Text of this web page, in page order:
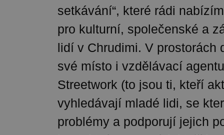
setkávání“, které rádi
pro kulturní, společenské a
lidí v Chrudimi. V prostorách
své místo i vzdělávací
Streetwork (to jsou ti, kteří
vyhledávají mladé lidi, se
problémy a podporují jejich